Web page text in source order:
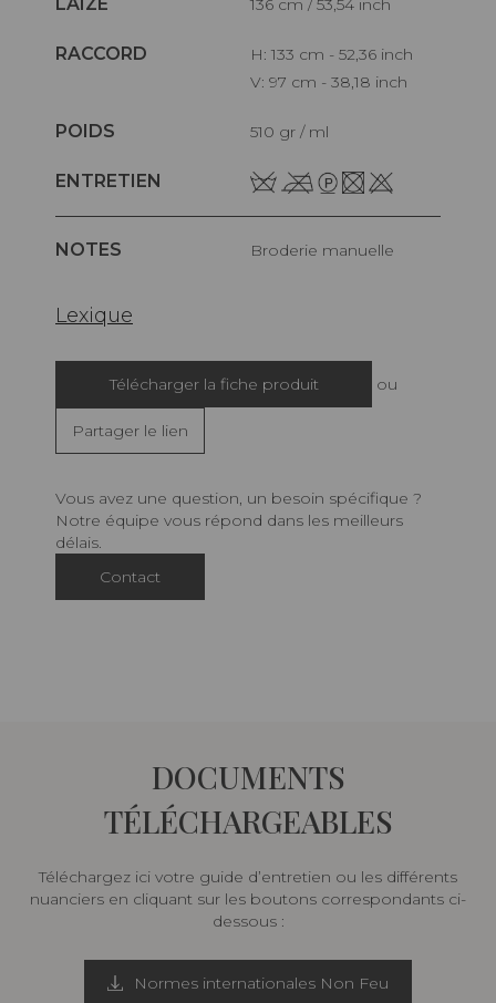
136 cm / 53,54 inch
RACCORD
H: 133 cm - 52,36 inch
V: 97 cm - 38,18 inch
POIDS 510 gr / ml
ENTRETIEN
NOTES Broderie manuelle
Lexique
Télécharger la fiche produit ou
Partager le lien
Vous avez une question, un besoin spécifique ?
Notre équipe vous répond dans les meilleurs
délais.
Contact
DOCUMENTS
TÉLÉCHARGEABLES
Téléchargez ici votre guide d’entretien ou les différents
nuanciers en cliquant sur les boutons correspondants ci-
dessous :
Normes internationales Non Feu